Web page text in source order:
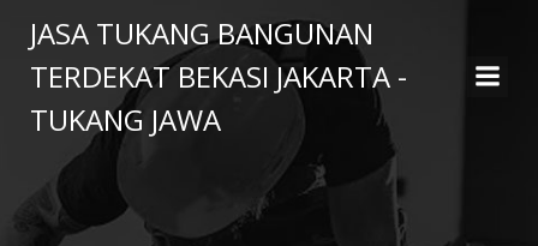
to
content
JASA TUKANG BANGUNAN
TERDEKAT BEKASI JAKARTA -
TUKANG JAWA